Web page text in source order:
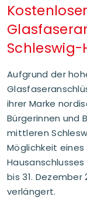
Schleswig-
Aufgrund der
ihrer Marke
Bürgerinnen und
mittleren
Möglichkeit
bis 31.
verlängert.